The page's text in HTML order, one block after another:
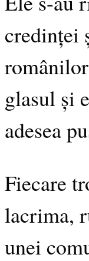
credinței
glasul și
adesea
Fiecare
lacrima,
unei